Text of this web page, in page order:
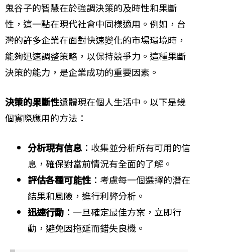
鬼谷子的智慧在於強調決策的及時性和果斷
性，這一點在現代社會中同樣適用。例如，台
灣的許多企業在面對快速變化的市場環境時，
能夠迅速調整策略，以保持競爭力。這種果斷
決策的能力，是企業成功的重要因素。
決策的果斷性還體現在個人生活中。以下是幾
個實際應用的方法：
分析現有信息 ：收集並分析所有可用的信
息，確保對當前情況有全面的了解。
評估各種可能性：考慮每一個選擇的潛在
結果和風險，進行利弊分析。
迅速行動 ：一旦確定最佳方案，立即行
動，避免因拖延而錯失良機。